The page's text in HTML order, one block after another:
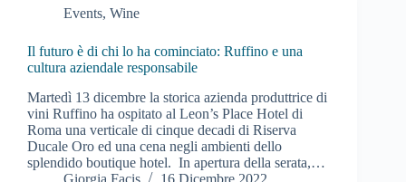
Events, Wine
Il futuro è di chi lo ha cominciato: Ruffino e una
cultura aziendale responsabile
Martedì 13 dicembre la storica azienda produttrice di
vini Ruffino ha ospitato al Leon’s Place Hotel di
Roma una verticale di cinque decadi di Riserva
Ducale Oro ed una cena negli ambienti dello
splendido boutique hotel. In apertura della serata,…
Giorgia Facis
16 Dicembre 2022